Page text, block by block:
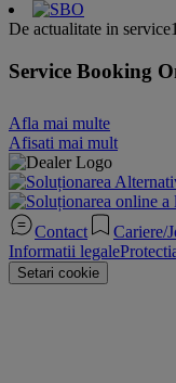
De actualitate in service
Service Booking
Afla mai multe
Afisati mai mult
Contact
Cariere/
Informatii legale
Setari cookie